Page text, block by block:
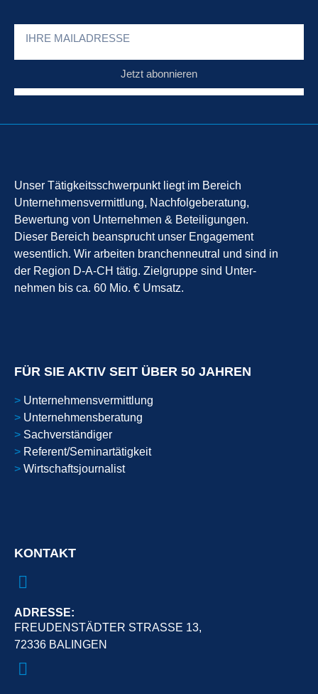
Jetzt abonnieren
Unser Tätigkeitsschwerpunkt liegt im Bereich
Unternehmensvermittlung, Nachfolgeberatung,
Bewertung von Unternehmen & Beteiligungen.
Dieser Bereich beansprucht unser Engagement
wesentlich. Wir arbeiten branchenneutral und sind in
der Region D-A-CH tätig. Zielgruppe sind Unter-
nehmen bis ca. 60 Mio. € Umsatz.
FÜR SIE AKTIV SEIT ÜBER 50 JAHREN
> Unternehmensvermittlung
> Unternehmensberatung
> Sachverständiger
> Referent/Seminartätigkeit
> Wirtschaftsjournalist
KONTAKT
ADRESSE:
FREUDENSTÄDTER STRASSE 13,
72336 BALINGEN